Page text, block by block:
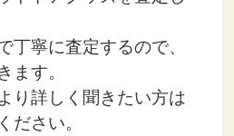
丁寧に査定するので、
す。
り詳しく聞きたい方は
ださい。